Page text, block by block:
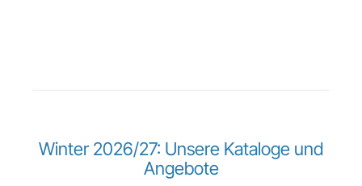
Winter 2026/27: Unsere Kataloge und
Angebote